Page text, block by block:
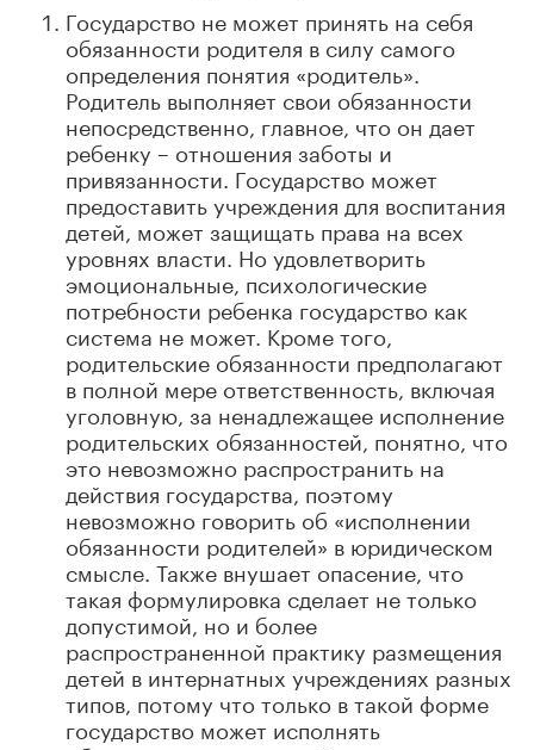
Государство не может принять на себя
обязанности родителя в силу самого
определения понятия «родитель».
Родитель выполняет свои обязанности
непосредственно, главное, что он дает
ребенку – отношения заботы и
привязанности. Государство может
предоставить учреждения для воспитания
детей, может защищать права на всех
уровнях власти. Но удовлетворить
эмоциональные, психологические
потребности ребенка государство как
система не может. Кроме того,
родительские обязанности предполагают
в полной мере ответственность, включая
уголовную, за ненадлежащее исполнение
родительских обязанностей, понятно, что
это невозможно распространить на
действия государства, поэтому
невозможно говорить об «исполнении
обязанности родителей» в юридическом
смысле. Также внушает опасение, что
такая формулировка сделает не только
допустимой, но и более
распространенной практику размещения
детей в интернатных учреждениях разных
типов, потому что только в такой форме
государство может исполнять